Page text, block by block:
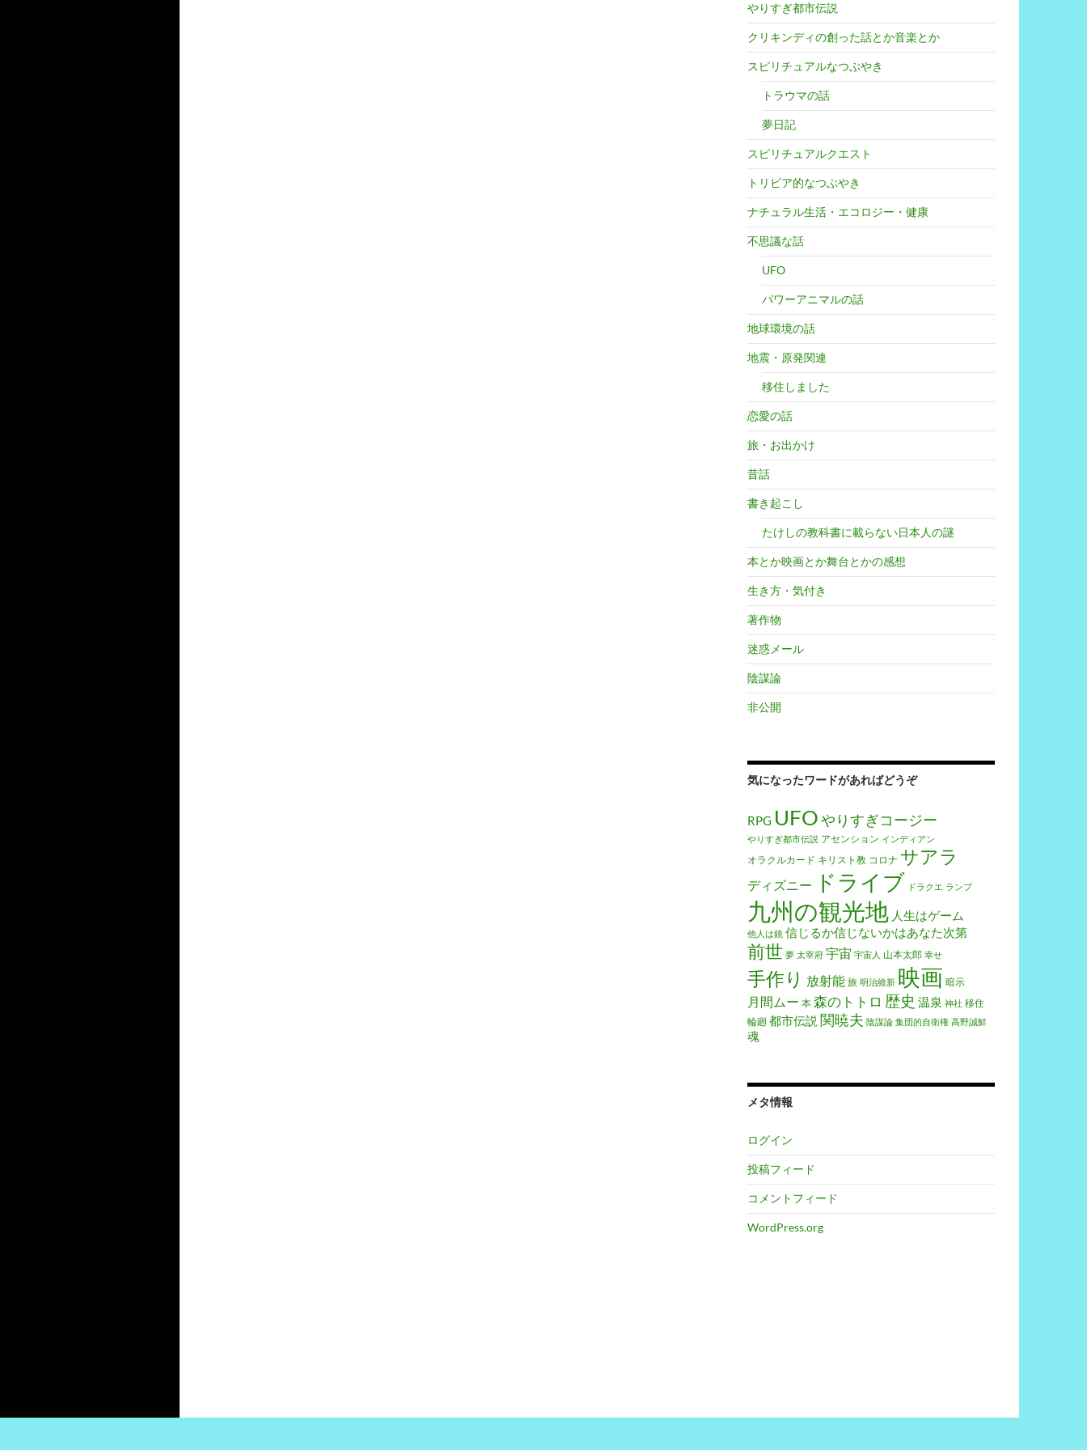
やりすぎ都市伝説
クリキンディの創った話とか音楽とか
スピリチュアルなつぶやき
トラウマの話
夢日記
スピリチュアルクエスト
トリビア的なつぶやき
ナチュラル生活・エコロジー・健康
不思議な話
UFO
パワーアニマルの話
地球環境の話
地震・原発関連
移住しました
恋愛の話
旅・お出かけ
昔話
書き起こし
たけしの教科書に載らない日本人の謎
本とか映画とか舞台とかの感想
生き方・気付き
著作物
迷惑メール
陰謀論
非公開
気になったワードがあればどうぞ
RPG UFOやりすぎコージー
やりすぎ都市伝説 アセンション インディアン
オラクルカード キリスト教 コロナ サアラ
ディズニー ドライブ ドラクエ ランプ
九州の観光地 人生はゲーム
他人は鏡 信じるか信じないかはあなた次第
前世 夢 太宰府 宇宙 宇宙人 山本太郎 幸せ
手作り 放射能 旅 明治維新 映画 暗示
月間ムー 本 森のトトロ 歴史 温泉 神社 移住
輪廻 都市伝説 関暁夫 陰謀論 集団的自衛権 高野誠鮮
魂
メタ情報
ログイン
投稿フィード
コメントフィード
WordPress.org